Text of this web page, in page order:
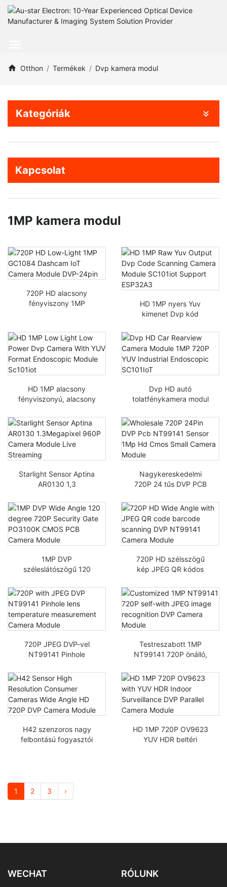
Otthon Termékek Dvp kamera modul
Kategóriák
Kapcsolat
1MP kamera modul
720P HD alacsony
fényviszony 1MP
24pin
HD 1MP nyers Yuv
kimenet Dvp kód
modul SC101ioT
támogatás ESP32A3
HD 1MP alacsony
fényviszonyú, alacsony
kamera YUV formátumú
endoszkópos modul
SC101ioT-val
Dvp HD autó
tolatfénykamera modul
endoszkópos SC101IoT
Starlight Sensor Aptina
AR0130 1,3
kamera modul élő
közvetítés
Nagykereskedelmi
720P 24 tűs DVP PCB
HD CMOS kis kamera
modul
1MP DVP
széleslátószögű 120
kapu PO3100K CMOS
PCB kamera modul
720P HD szélsszögű
kép JPEG QR kódos
DVP NT99141 kamera
modulral
720P JPEG DVP-vel
NT99141 Pinhole
mérési kamera modul
Testreszabott 1MP
NT99141 720P önálló,
Kamera Modul
H42 szenzoros nagy
felbontású fogyasztói
HD 1MP 720P OV9623
YUV HDR beltéri
1 2 3 ›
WECHAT RÓLUNK